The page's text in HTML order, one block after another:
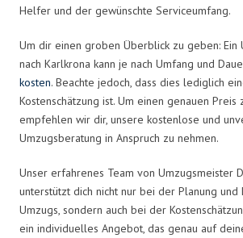
Helfer und der gewünschte Serviceumfang.
Um dir einen groben Überblick zu geben: Ein
nach Karlkrona kann je nach Umfang und
kosten. Beachte jedoch, dass dies lediglich
Kostenschätzung ist. Um einen genauen Preis
empfehlen wir dir, unsere kostenlose und
Umzugsberatung in Anspruch zu nehmen.
Unser erfahrenes Team von Umzugsmeister
unterstützt dich nicht nur bei der Planung und
Umzugs, sondern auch bei der
ein individuelles Angebot, das genau auf